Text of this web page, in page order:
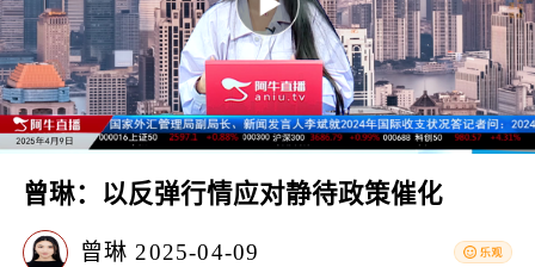
曾琳：以反弹行情应对静待政策催化
曾琳 2025-04-09